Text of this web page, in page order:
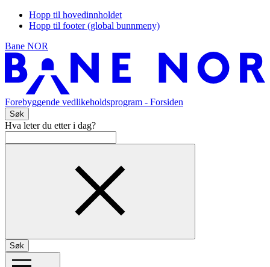
Hopp til hovedinnholdet
Hopp til footer (global bunnmeny)
Bane NOR
Forebyggende vedlikeholdsprogram - Forsiden
Søk
Hva leter du etter i dag?
Søk